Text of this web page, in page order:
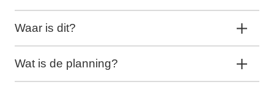
Waar is dit?
Wat is de planning?